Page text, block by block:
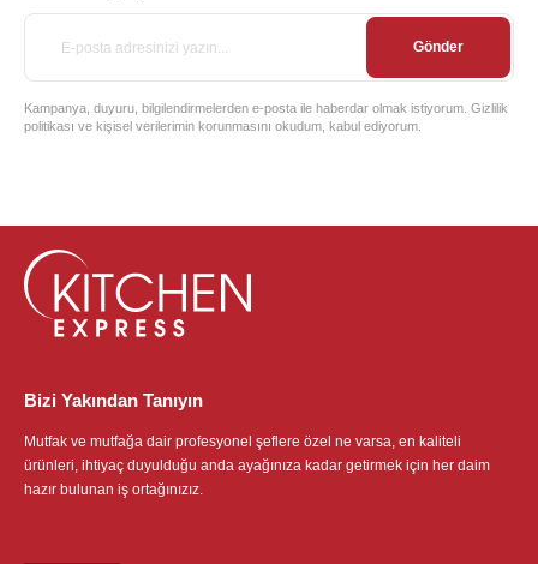
Gönder
Kampanya, duyuru, bilgilendirmelerden e-posta ile haberdar olmak istiyorum. Gizlilik
politikası ve kişisel verilerimin korunmasını okudum, kabul ediyorum.
Bizi Yakından Tanıyın
Mutfak ve mutfağa dair profesyonel şeflere özel ne varsa, en kaliteli
ürünleri, ihtiyaç duyulduğu anda ayağınıza kadar getirmek için her daim
hazır bulunan iş ortağınızız.